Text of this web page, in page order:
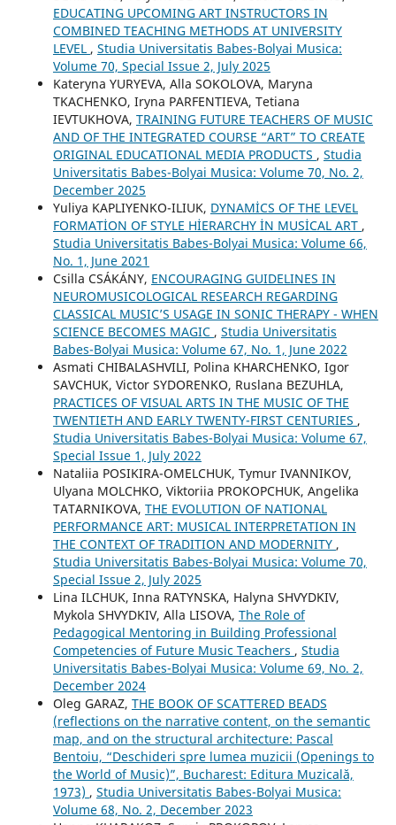
EDUCATING UPCOMING ART INSTRUCTORS IN
COMBINED TEACHING METHODS AT UNIVERSITY
LEVEL , Studia Universitatis Babes-Bolyai Musica:
Volume 70, Special Issue 2, July 2025
Kateryna YURYEVA, Alla SOKOLOVA, Maryna
TKACHENKO, Iryna PARFENTIEVA, Tetiana
IEVTUKHOVA, TRAINING FUTURE TEACHERS OF MUSIC
AND OF THE INTEGRATED COURSE “ART” TO CREATE
ORIGINAL EDUCATIONAL MEDIA PRODUCTS , Studia
Universitatis Babes-Bolyai Musica: Volume 70, No. 2,
December 2025
Yuliya KAPLIYENKO-ILIUK, DYNAMİCS OF THE LEVEL
FORMATİON OF STYLE HİERARCHY İN MUSİCAL ART ,
Studia Universitatis Babes-Bolyai Musica: Volume 66,
No. 1, June 2021
Csilla CSÁKÁNY, ENCOURAGING GUIDELINES IN
NEUROMUSICOLOGICAL RESEARCH REGARDING
CLASSICAL MUSIC’S USAGE IN SONIC THERAPY - WHEN
SCIENCE BECOMES MAGIC , Studia Universitatis
Babes-Bolyai Musica: Volume 67, No. 1, June 2022
Asmati CHIBALASHVILI, Polina KHARCHENKO, Igor
SAVCHUK, Victor SYDORENKO, Ruslana BEZUHLA,
PRACTICES OF VISUAL ARTS IN THE MUSIC OF THE
TWENTIETH AND EARLY TWENTY-FIRST CENTURIES ,
Studia Universitatis Babes-Bolyai Musica: Volume 67,
Special Issue 1, July 2022
Nataliia POSIKIRA-OMELCHUK, Tymur IVANNIKOV,
Ulyana MOLCHKO, Viktoriia PROKOPCHUK, Angelika
TATARNIKOVA, THE EVOLUTION OF NATIONAL
PERFORMANCE ART: MUSICAL INTERPRETATION IN
THE CONTEXT OF TRADITION AND MODERNITY ,
Studia Universitatis Babes-Bolyai Musica: Volume 70,
Special Issue 2, July 2025
Lina ILCHUK, Inna RATYNSKA, Halyna SHVYDKIV,
Mykola SHVYDKIV, Alla LISOVA, The Role of
Pedagogical Mentoring in Building Professional
Competencies of Future Music Teachers , Studia
Universitatis Babes-Bolyai Musica: Volume 69, No. 2,
December 2024
Oleg GARAZ, THE BOOK OF SCATTERED BEADS
(reflections on the narrative content, on the semantic
map, and on the structural architecture: Pascal
Bentoiu, “Deschideri spre lumea muzicii (Openings to
the World of Music)”, Bucharest: Editura Muzicală,
1973) , Studia Universitatis Babes-Bolyai Musica:
Volume 68, No. 2, December 2023